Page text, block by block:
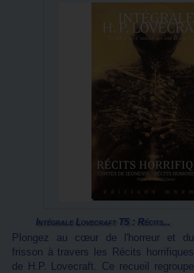
Intégrale Lovecraft T5 : Récits...
Plongez au cœur de l'horreur et du
frisson à travers les Récits horrifiques
de H.P. Lovecraft. Ce recueil regroupe